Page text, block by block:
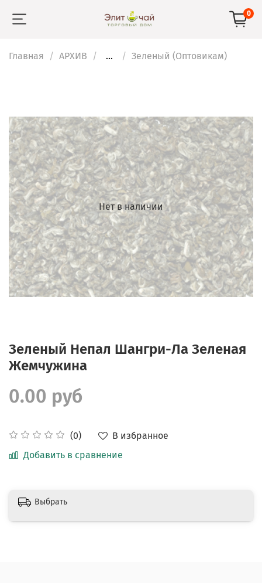
0
Главная АРХИВ ... Зеленый (Оптовикам)
Нет в наличии
Зеленый Непал Шангри-Ла Зеленая
Жемчужина
(0)
В избранное
Добавить в сравнение
0.00 руб
Выбрать